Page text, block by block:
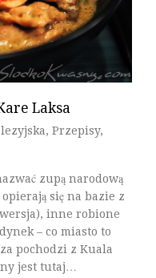
Laksa
, Przepisy,
zupą narodową
się na bazie z
inne robione
– co miasto to
pochodzi z Kuala
jest tutaj…